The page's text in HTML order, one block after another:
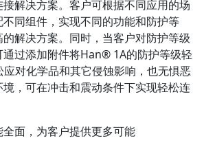
解决方案。客户可根据不同应用的场
同组件，实现不同的功能和防护等
解决方案。同时，当客户对防护等级
过添加附件将Han® 1A的防护等级轻
对化学品和其它侵蚀影响，也无惧恶
，可在冲击和震动条件下实现轻松连
面，为客户提供更多可能